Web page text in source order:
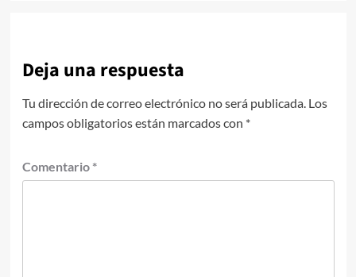
Deja una respuesta
Tu dirección de correo electrónico no será publicada. Los
campos obligatorios están marcados con *
Comentario *